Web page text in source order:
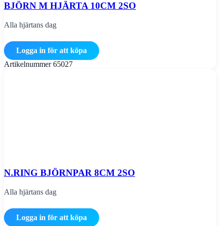
BJÖRN M HJÄRTA 10CM 2SO
Alla hjärtans dag
Logga in för att köpa
Artikelnummer65027
N.RING BJÖRNPAR 8CM 2SO
Alla hjärtans dag
Logga in för att köpa